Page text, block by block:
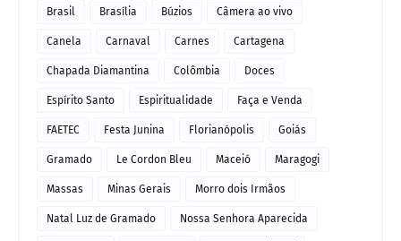
Brasil Brasília Búzios Câmera ao vivo
Canela Carnaval Carnes Cartagena
Chapada Diamantina Colômbia Doces
Espírito Santo Espiritualidade Faça e Venda
FAETEC Festa Junina Florianópolis Goiás
Gramado Le Cordon Bleu Maceió Maragogi
Massas Minas Gerais Morro dois Irmãos
Natal Luz de Gramado Nossa Senhora Aparecida